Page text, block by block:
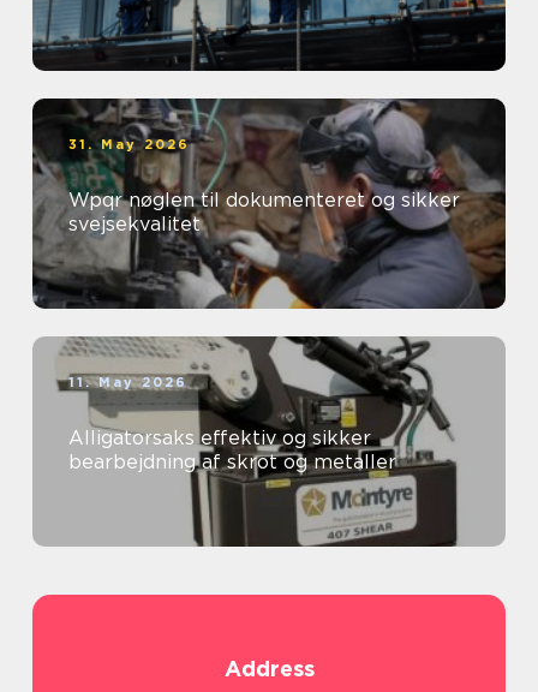
31. May 2026
Wpqr nøglen til dokumenteret og sikker
svejsekvalitet
11. May 2026
Alligatorsaks effektiv og sikker
bearbejdning af skrot og metaller
Address